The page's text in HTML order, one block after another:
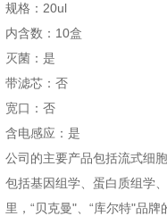
规格：20ul
内含数：10盒
灭菌：是
带滤芯：否
宽口：否
含电感应：是
公司的主要产品包括流式细
包括基因组学、蛋白质组学
里，“贝克曼"、“库尔特"品